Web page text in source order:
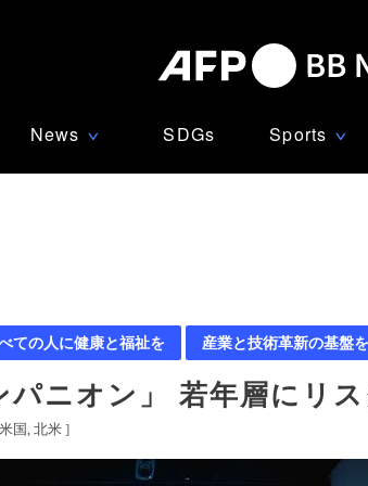
News ∨ SDGs Sports ∨
ての人に健康と福祉を 産業と技術革新の基盤
ニオン」 若年層にリ
米国 北米 ]